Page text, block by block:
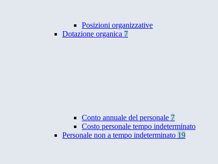
Posizioni organizzative
Dotazione organica 7
Conto annuale del personale 7
Costo personale tempo indeterminato
Personale non a tempo indeterminato 19